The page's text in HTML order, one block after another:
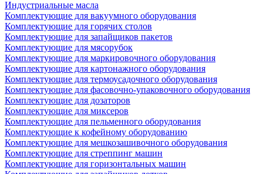
Индустриальные масла
Комплектующие для вакуумного оборудования
Комплектующие для горячих столов
Комплектующие для запайщиков пакетов
Комплектующие для мясорубок
Комплектующие для маркировочного оборудования
Комплектующие для картонажного оборудования
Комплектующие для термоусадочного оборудования
Комплектующие для фасовочно-упаковочного оборудования
Комплектующие для дозаторов
Комплектующие для миксеров
Комплектующие для пельменного оборудования
Комплектующие к кофейному оборудованию
Комплектующие для мешкозашивочного оборудования
Комплектующие для стреппинг машин
Комплектующие для горизонтальных машин